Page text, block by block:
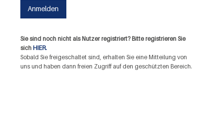
Sie sind noch nicht als Nutzer registriert? Bitte registrieren Sie
sich HIER.
Sobald Sie freigeschaltet sind, erhalten Sie eine Mitteilung von
uns und haben dann freien Zugriff auf den geschützten Bereich.